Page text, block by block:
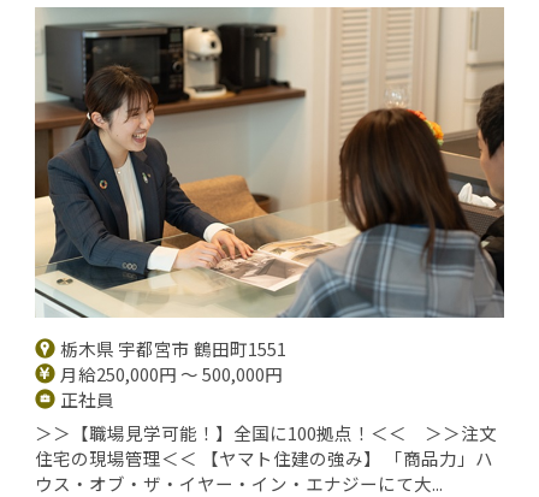
栃木県 宇都宮市 鶴田町1551
月給250,000円 ～ 500,000円
正社員
＞＞【職場見学可能！】全国に100拠点！＜＜ ＞＞注文
住宅の現場管理＜＜ 【ヤマト住建の強み】 「商品力」ハ
ウス・オブ・ザ・イヤー・イン・エナジーにて大...